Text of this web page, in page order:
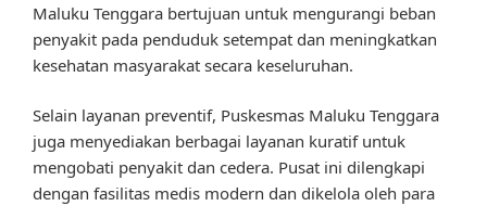
Maluku Tenggara bertujuan untuk mengurangi beban
penyakit pada penduduk setempat dan meningkatkan
kesehatan masyarakat secara keseluruhan.
Selain layanan preventif, Puskesmas Maluku Tenggara
juga menyediakan berbagai layanan kuratif untuk
mengobati penyakit dan cedera. Pusat ini dilengkapi
dengan fasilitas medis modern dan dikelola oleh para